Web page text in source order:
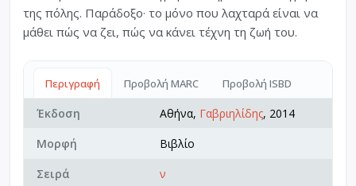
της πόλης. Παράδοξο· το μόνο που λαχταρά είναι να
μάθει πώς να ζει, πώς να κάνει τέχνη τη ζωή του.
Περιγραφή Προβολή MARC Προβολή ISBD
Έκδοση Αθήνα, Γαβριηλίδης, 2014
Μορφή
Βιβλίο
Σειρά
ν